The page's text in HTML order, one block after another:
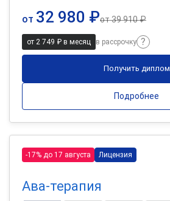
от 32 980 ₽от39 910 ₽
от 2 749 ₽ в месяц в рассрочку
Получить диплом
Подробнее
-17% до 17 августа Лицензия
Ава-терапия